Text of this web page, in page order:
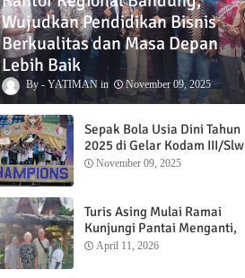
Wujudkan Pendidikan Bisnis
Berkualitas dan Masa Depan
Lebih Baik
YATIMAN November 09, 2025
Sepak Bola Usia Dini Tahun
2025 di Gelar Kodam III/Slw
November 09, 2025
Turis Asing Mulai Ramai
Kunjungi Pantai Menganti,
Nikmati Sunrise dan Sunset
April 11, 2026